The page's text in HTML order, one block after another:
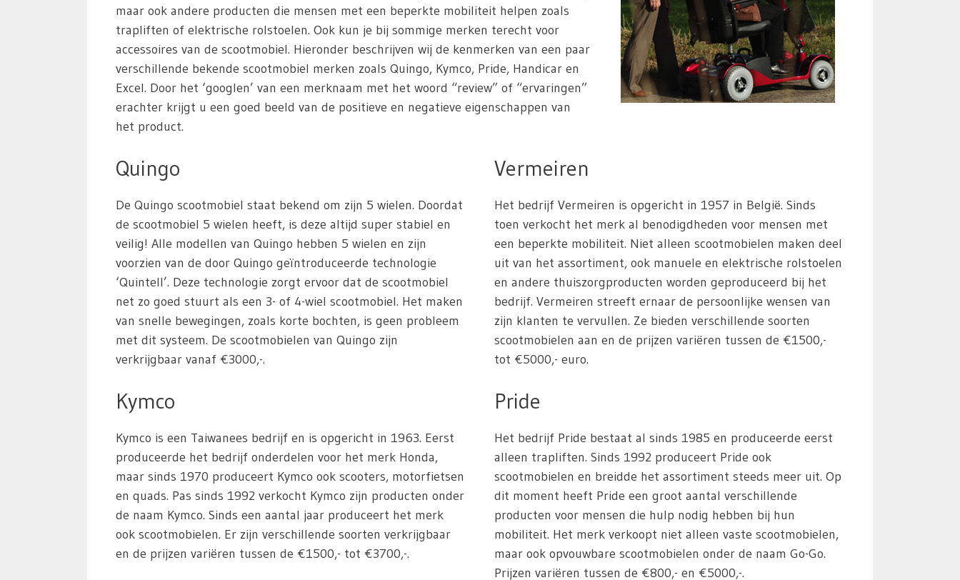
maar ook andere producten die mensen met een beperkte mobiliteit helpen zoals
trapliften of elektrische rolstoelen. Ook kun je bij sommige merken terecht voor
accessoires van de scootmobiel. Hieronder beschrijven wij de kenmerken van een paar
verschillende bekende scootmobiel merken zoals Quingo, Kymco, Pride, Handicar en
Excel. Door het ‘googlen’ van een merknaam met het woord “review” of “ervaringen”
erachter krijgt u een goed beeld van de positieve en negatieve eigenschappen van
het product.
Quingo
De Quingo scootmobiel staat bekend om zijn 5 wielen. Doordat
de scootmobiel 5 wielen heeft, is deze altijd super stabiel en
veilig! Alle modellen van Quingo hebben 5 wielen en zijn
voorzien van de door Quingo geïntroduceerde technologie
‘Quintell’. Deze technologie zorgt ervoor dat de scootmobiel
net zo goed stuurt als een 3- of 4-wiel scootmobiel. Het maken
van snelle bewegingen, zoals korte bochten, is geen probleem
met dit systeem. De scootmobielen van Quingo zijn
verkrijgbaar vanaf €3000,-.
Vermeiren
Het bedrijf Vermeiren is opgericht in 1957 in België. Sinds
toen verkocht het merk al benodigdheden voor mensen met
een beperkte mobiliteit. Niet alleen scootmobielen maken deel
uit van het assortiment, ook manuele en elektrische rolstoelen
en andere thuiszorgproducten worden geproduceerd bij het
bedrijf. Vermeiren streeft ernaar de persoonlijke wensen van
zijn klanten te vervullen. Ze bieden verschillende soorten
scootmobielen aan en de prijzen variëren tussen de €1500,-
tot €5000,- euro.
Kymco
Kymco is een Taiwanees bedrijf en is opgericht in 1963. Eerst
produceerde het bedrijf onderdelen voor het merk Honda,
maar sinds 1970 produceert Kymco ook scooters, motorfietsen
en quads. Pas sinds 1992 verkocht Kymco zijn producten onder
de naam Kymco. Sinds een aantal jaar produceert het merk
ook scootmobielen. Er zijn verschillende soorten verkrijgbaar
en de prijzen variëren tussen de €1500,- tot €3700,-.
Pride
Het bedrijf Pride bestaat al sinds 1985 en produceerde eerst
alleen trapliften. Sinds 1992 produceert Pride ook
scootmobielen en breidde het assortiment steeds meer uit. Op
dit moment heeft Pride een groot aantal verschillende
producten voor mensen die hulp nodig hebben bij hun
mobiliteit. Het merk verkoopt niet alleen vaste scootmobielen,
maar ook opvouwbare scootmobielen onder de naam Go-Go.
Prijzen variëren tussen de €800,- en €5000,-.